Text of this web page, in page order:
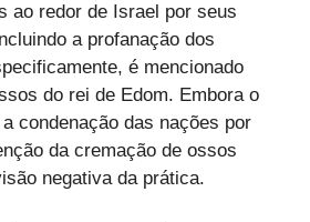
ao redor de Israel por seus
a profanação dos
é mencionado
do rei de Edom. Embora o
condenação das nações por
da cremação de ossos
negativa da prática.